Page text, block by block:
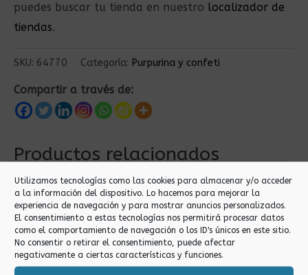
Utilizamos tecnologías como las cookies para almacenar y/o acceder
a la información del dispositivo. Lo hacemos para mejorar la
experiencia de navegación y para mostrar anuncios personalizados.
El consentimiento a estas tecnologías nos permitirá procesar datos
como el comportamiento de navegación o los ID's únicos en este sitio.
No consentir o retirar el consentimiento, puede afectar
negativamente a ciertas características y funciones.
puedes buscar tu tienda en nuestro localizador de
tiendas.
SKU: 64770 Categoría: Purpurina y confeti
Compartir a través de:
Productos relacionados